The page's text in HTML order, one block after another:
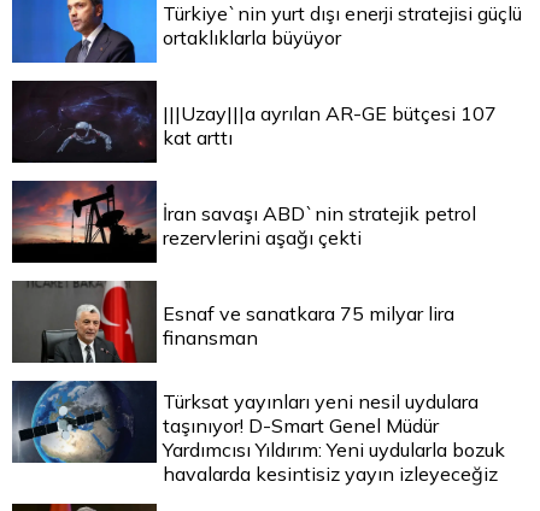
Türkiye`nin yurt dışı enerji stratejisi güçlü
ortaklıklarla büyüyor
|||Uzay|||a ayrılan AR-GE bütçesi 107
kat arttı
İran savaşı ABD`nin stratejik petrol
rezervlerini aşağı çekti
Esnaf ve sanatkara 75 milyar lira
finansman
Türksat yayınları yeni nesil uydulara
taşınıyor! D-Smart Genel Müdür
Yardımcısı Yıldırım: Yeni uydularla bozuk
havalarda kesintisiz yayın izleyeceğiz